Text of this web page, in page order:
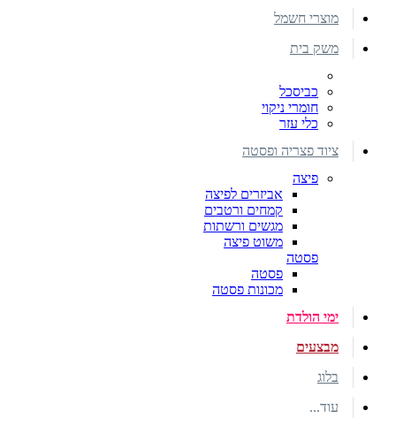
מוצרי חשמל
משק בית
כביסכל
חומרי ניקוי
כלי עזר
ציוד פצריה ופסטה
פיצה
אביזרים לפיצה
קמחים ורטבים
מגשים ורשתות
משוט פיצה
פסטה
פסטה
מכונות פסטה
ימי הולדת
מבצעים
בלוג
עוד...